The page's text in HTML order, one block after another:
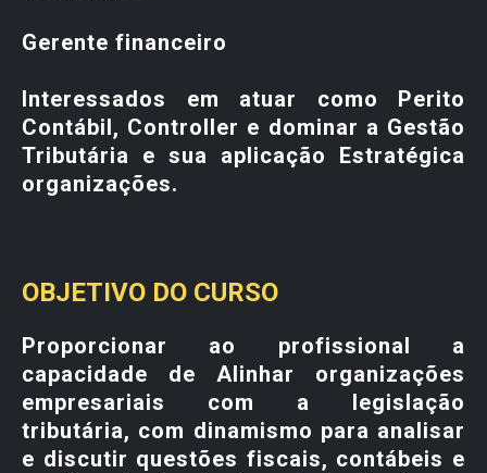
Gerente financeiro
Interessados em atuar como Perito
Contábil, Controller e dominar a Gestão
Tributária e sua aplicação Estratégica
organizações.
OBJETIVO DO CURSO
Proporcionar ao profissional a
capacidade de Alinhar organizações
empresariais com a legislação
tributária, com dinamismo para analisar
e discutir questões fiscais, contábeis e